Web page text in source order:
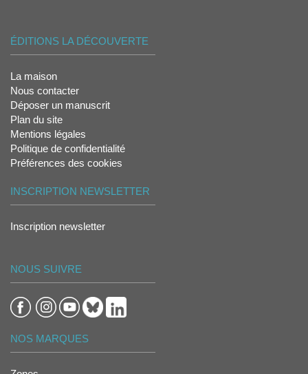
ÉDITIONS LA DÉCOUVERTE
La maison
Nous contacter
Déposer un manuscrit
Plan du site
Mentions légales
Politique de confidentialité
Préférences des cookies
INSCRIPTION NEWSLETTER
Inscription newsletter
NOUS SUIVRE
NOS MARQUES